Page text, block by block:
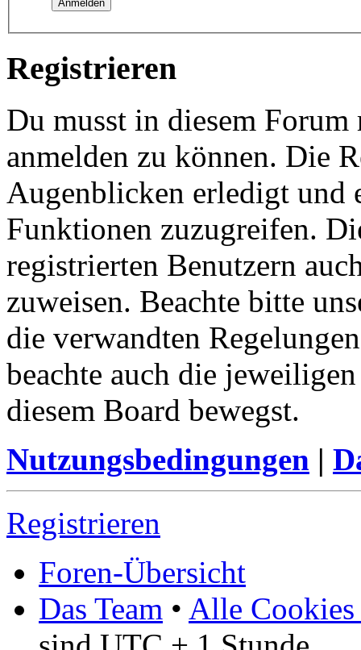
Registrieren
Du musst in diesem
anmelden zu können. Die
Augenblicken erledigt und
Funktionen zuzugreifen.
registrierten Benutzern
zuweisen. Beachte bitte
die verwandten
beachte auch die
diesem Board bewegst.
Nutzungsbedingungen |
Registrieren
Foren-Übersicht
Das Team • Alle Cookies